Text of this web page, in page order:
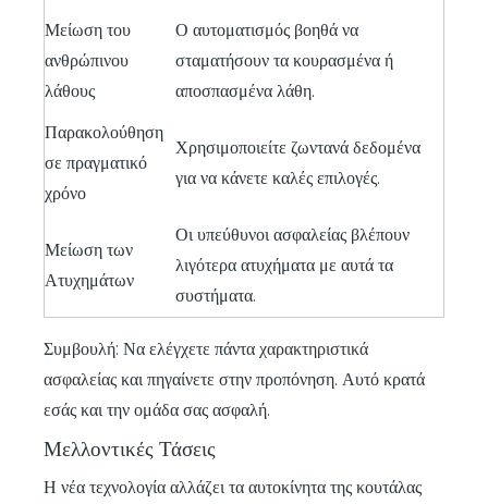
Μείωση του
ανθρώπινου
λάθους
Ο αυτοματισμός βοηθά να
σταματήσουν τα κουρασμένα ή
αποσπασμένα λάθη.
Παρακολούθηση
σε πραγματικό
χρόνο
Χρησιμοποιείτε ζωντανά δεδομένα
για να κάνετε καλές επιλογές.
Μείωση των
Ατυχημάτων
Οι υπεύθυνοι ασφαλείας βλέπουν
λιγότερα ατυχήματα με αυτά τα
συστήματα.
Συμβουλή: Να ελέγχετε πάντα χαρακτηριστικά
ασφαλείας και πηγαίνετε στην προπόνηση. Αυτό κρατά
εσάς και την ομάδα σας ασφαλή.
Μελλοντικές Τάσεις
Η νέα τεχνολογία αλλάζει τα αυτοκίνητα της κουτάλας